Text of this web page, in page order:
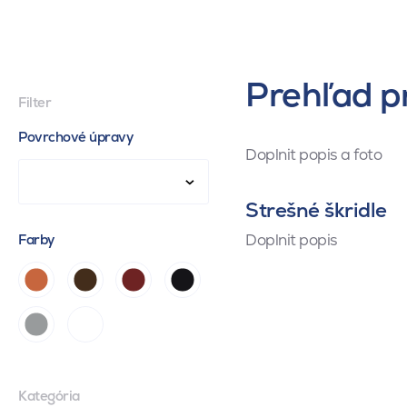
Filter
Povrchové úpravy
Farby
Kategória
Prehľad
Doplnit popis a foto
Strešné škridle
Doplnit popis